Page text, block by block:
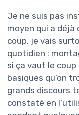
Je ne suis pas
moyen qui a déjà
coup, je vais
quotidien :
si ça vaut le
basiques qu’on
grands discours
constaté en